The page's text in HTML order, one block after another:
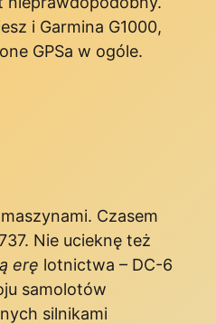
i Garmina G1000,
GPSa w ogóle.
Czasem
Nie ucieknę też
erę lotnictwa – DC-6
samolotów
silnikami